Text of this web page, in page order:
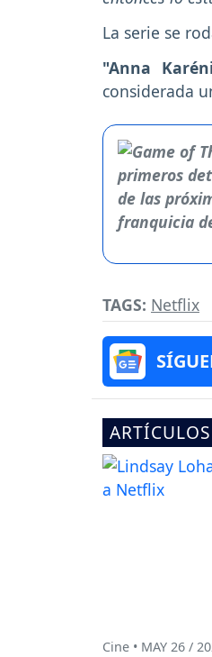
La serie se
"Anna
considerada
TAGS: Netflix
Cine • MAY 26 /